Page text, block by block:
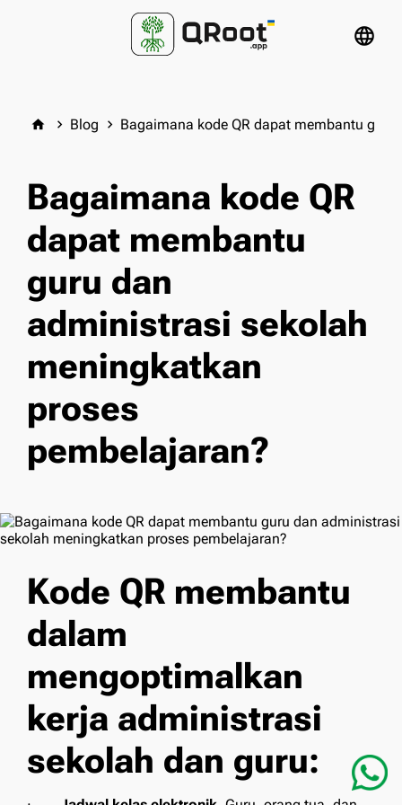
language
home keyboard_arrow_right Blog keyboard_arrow_right Bagaimana kode QR dapat membantu
Bagaimana kode QR
dapat membantu
guru dan
administrasi sekolah
meningkatkan
proses
pembelajaran?
Kode QR membantu
dalam
mengoptimalkan
kerja administrasi
sekolah dan guru: